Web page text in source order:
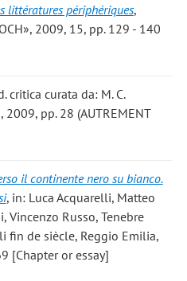
littératures périphériques,
2009, 15, pp. 129 - 140
critica curata da: M. C.
2009, pp. 28 (AUTREMENT
il continente nero su bianco.
, in: Luca Acquarelli, Matteo
Vincenzo Russo, Tenebre
fin de siècle, Reggio Emilia,
[Chapter or essay]